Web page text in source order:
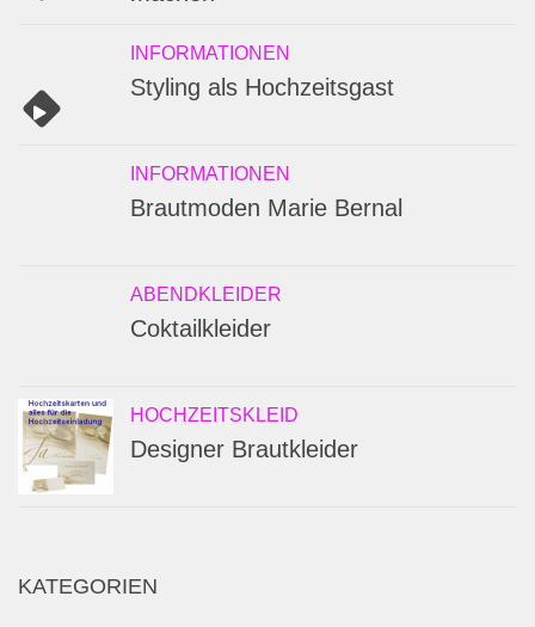
INFORMATIONEN
Styling als Hochzeitsgast
INFORMATIONEN
Brautmoden Marie Bernal
ABENDKLEIDER
Coktailkleider
HOCHZEITSKLEID
Designer Brautkleider
KATEGORIEN